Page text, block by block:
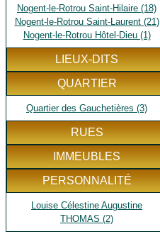
Nogent-le-Rotrou Saint-Hilaire (18)
Nogent-le-Rotrou Saint-Laurent (21)
Nogent-le-Rotrou Hôtel-Dieu (1)
LIEUX-DITS
QUARTIER
Quartier des Gauchetières (3)
RUES
IMMEUBLES
PERSONNALITÉ
Louise Célestine Augustine
THOMAS (2)